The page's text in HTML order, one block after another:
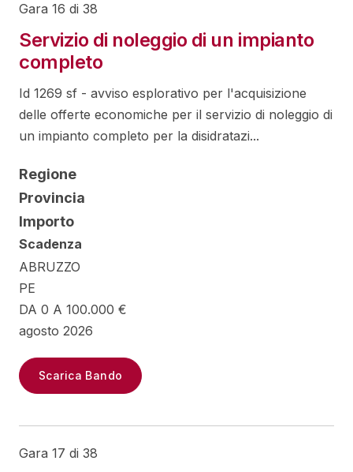
Gara 16 di 38
Servizio di noleggio di un impianto
completo
Id 1269 sf - avviso esplorativo per l'acquisizione
delle offerte economiche per il servizio di noleggio di
un impianto completo per la disidratazi...
Regione
Provincia
Importo
Scadenza
ABRUZZO
PE
DA 0 A 100.000 €
agosto 2026
Scarica Bando
Gara 17 di 38